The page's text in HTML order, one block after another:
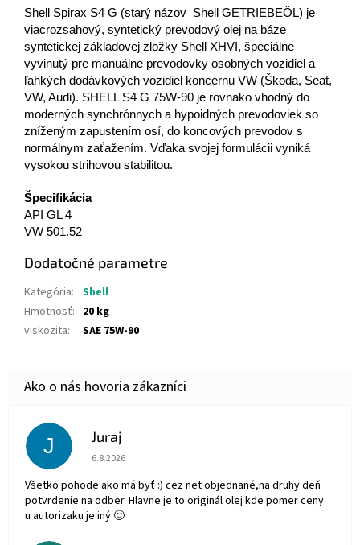
Shell Spirax S4 G (starý názov Shell GETRIEBEÖL) je
viacrozsahový, syntetický prevodový olej na báze
syntetickej základovej zložky Shell XHVI, špeciálne
vyvinutý pre manuálne prevodovky osobných vozidiel a
ľahkých dodávkových vozidiel koncernu VW (Škoda, Seat,
VW, Audi). SHELL S4 G 75W-90 je rovnako vhodný do
moderných synchrónnych a hypoidných prevodoviek so
zníženým zapustením osí, do koncových prevodov s
normálnym zaťažením. Vďaka svojej formulácii vyniká
vysokou strihovou stabilitou.
Špecifikácia
API GL 4
VW 501.52
Dodatočné parametre
Kategória: Shell
Hmotnosť: 20 kg
viskozita: SAE 75W-90
J Juraj
Hodnotenie obchodu je 5 z 5 hviezdičiek.
6.8.2026
Všetko pohode ako má byť :) cez net objednané,na druhy deň
potvrdenie na odber. Hlavne je to originál olej kde pomer ceny
u autorizaku je iný 🙂